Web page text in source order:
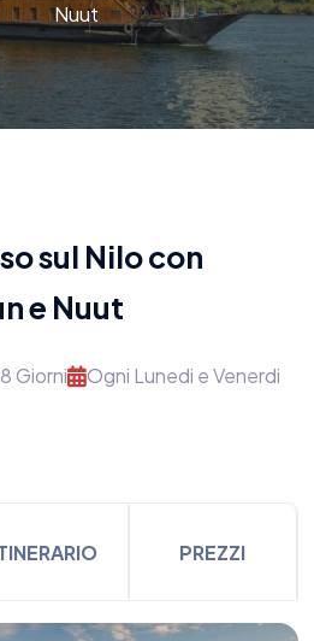
Nuut
sul Nilo con
e Nuut
Giorni
Ogni Lunedi e Venerdi
PREZZI